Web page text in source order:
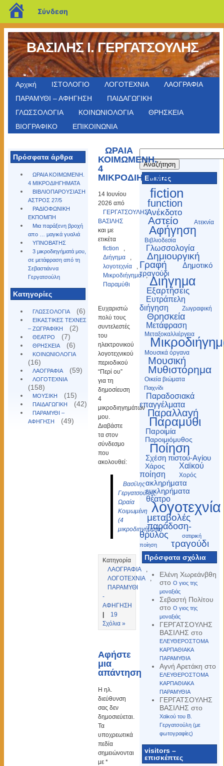
blogs.sch.gr
Σύνδεση
ΒΑΣΙΛΗΣ Ι. ΓΕΡΓΑΤΣΟΥΛΗΣ
Αρχική ΙΣΤΟΛΟΓΙΟ ΛΟΓΟΤΕΧΝΙΑ
ΛΑΟΓΡΑΦΙΑ
ΠΑΡΑΜΥΘΙ – ΑΦΗΓΗΣΗ
ΠΑΙΔΑΓΩΓΙΚΗ
ΓΛΩΣΣΟΛΟΓΙΑ
ΚΟΙΝΩΝΙΟΛΟΓΙΑ
ΘΡΗΣΚΕΙΑ
ΒΙΟΓΡΑΦΙΚΟ
ΕΠΙΚΟΙΝΩΝΙΑ
Πρόσφατα άρθρα
ΩΡΑΙΑ ΚΟΙΜΩΜΕΝΗ.
4 ΜΙΚΡΟΔΙΗΓΗΜΑΤΑ
ΒΙΒΛΙΟΠΑΡΟΥΣΙΑΣΗ
ΑΣΤΡΟΣ 27/5
ΡΑΔΙΟΦΩΝΙΚΗ
ΕΚΠΟΜΠΗ
Μια παράξενη βροχή
απο … μαγικά γυαλιά
ΥΠΝΟΒΑΤΗΣ
3 μικροδιηγήματά μου,
σε μετάφραση από τη
Σεβαστιάννα
Γεργατσούλη
Kατηγορίες
ΓΛΩΣΣΟΛΟΓΙΑ (6)
ΕΙΚΑΣΤΙΚΕΣ ΤΕΧΝΕΣ
– ΖΩΓΡΑΦΙΚΗ
(2)
ΘΕΑΤΡΟ (7)
ΘΡΗΣΚΕΙΑ (6)
ΚΟΙΝΩΝΙΟΛΟΓΙΑ
(16)
ΛΑΟΓΡΑΦΙΑ (59)
ΛΟΓΟΤΕΧΝΙΑ
(158)
ΜΟΥΣΙΚΗ (15)
ΠΑΙΔΑΓΩΓΙΚΗ (42)
ΠΑΡΑΜΥΘΙ –
ΑΦΗΓΗΣΗ
(49)
για:
Ετικέτες
fiction
function
Ανέκδοτο
Αστείο Ατεκνία
Αφήγηση
Βιβλιοδεσία
Γλωσσολογία
Δημιουργική
Γραφή
Δημοτικό
τραγούδι
Διήγημα
Εξαρτήσεις
Ευτράπελη
διήγηση
Ζωγραφική
Θρησκεία
Μετάφραση
Μεταξοκαλλιέργεια
Μουσικά όργανα
Μουσική
Μυθιστόρημα
Οικεία βιώματα
Παιχνίδι
Παραδοσιακά
επαγγέλματα
Παραλλαγή
Παραμύθι
Παροιμία
Παροιμιόμυθος
Ποίηση
Σχέση πιστού-Αγίου
Χάρος
Χαϊκού
ποίηση
Χορός
ακληρήματα
ευκληρήματα
θέατρο
λογοτεχνία
μεταβολές
παράδοση-
θρύλος
σατιρική
ποίηση
τραγούδι
Πρόσφατα σχόλια
Ελένη Χωρεάνβθη
στοΟ γιος της
μοναξιάς
Σεβαστή Πολίτου
στοΟ γιος της
μοναξιάς
ΓΕΡΓΑΤΣΟΥΛΗΣ
ΒΑΣΙΛΗΣ στο
ΕΛΕΥΘΕΡΟΣΤΟΜΑ
ΚΑΡΠΑΘΙΑΚΑ
ΠΑΡΑΜΥΘΙΑ
Αγνή Αρετάκη στο
ΕΛΕΥΘΕΡΟΣΤΟΜΑ
ΚΑΡΠΑΘΙΑΚΑ
ΠΑΡΑΜΥΘΙΑ
ΓΕΡΓΑΤΣΟΥΛΗΣ
ΒΑΣΙΛΗΣ στο
Χαϊκού του Β.
Γεργατσούλη (με
φωτογραφίες)
visitors –
επισκέπτες
ΩΡΑΙΑ
ΚΟΙΜΩΜΕΝΗ.
4
ΜΙΚΡΟΔΙΗΓΗΜΑΤΑ
14 Ιουνίου
2026 από
ΓΕΡΓΑΤΣΟΥΛΗΣ
ΒΑΣΙΛΗΣ
και με
ετικέτα
fiction
,
Διήγημα
,
λογοτεχνία
,
Μικροδιήγημα
,
Παραμύθι
Ευχαριστώ
πολύ τους
συντελεστές
του
ηλεκτρονικού
λογοτεχνικού
περιοδικού
“Περί ου”
για τη
δημοσίευση
4
μικροδιηγημάτων
μου.
Διαβάστε
τα στον
σύνδεσμο
που
ακολουθεί:
Βασίλης
Γεργατσούλης:
Ωραία
Κοιμωμένη
(4
μικροδιηγήματα)
Κατηγορία
ΛΑΟΓΡΑΦΙΑ
,
ΛΟΓΟΤΕΧΝΙΑ
,
ΠΑΡΑΜΥΘΙ
-
ΑΦΗΓΗΣΗ
19
Σχόλια »
Αφήστε
μια
απάντηση
Η ηλ.
διεύθυνση
σας δεν
δημοσιεύεται.
Τα
υποχρεωτικά
πεδία
σημειώνονται
με *